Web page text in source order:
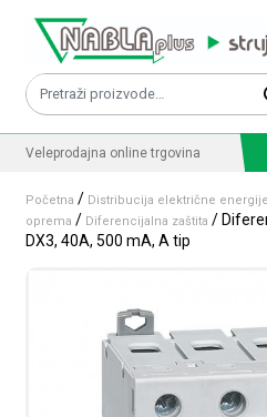
Pretraži:
Veleprodajna online trgovina
Početna / Distribucija električne energije
oprema / Diferencijalna zaštita /
DX3, 40A, 500 mA, A tip